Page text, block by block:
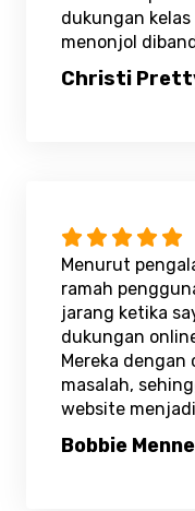
dukungan kelas
menonjol
Christi
Menurut
ramah
jarang ketika
dukungan
Mereka dengan
masalah,
website
Bobbie